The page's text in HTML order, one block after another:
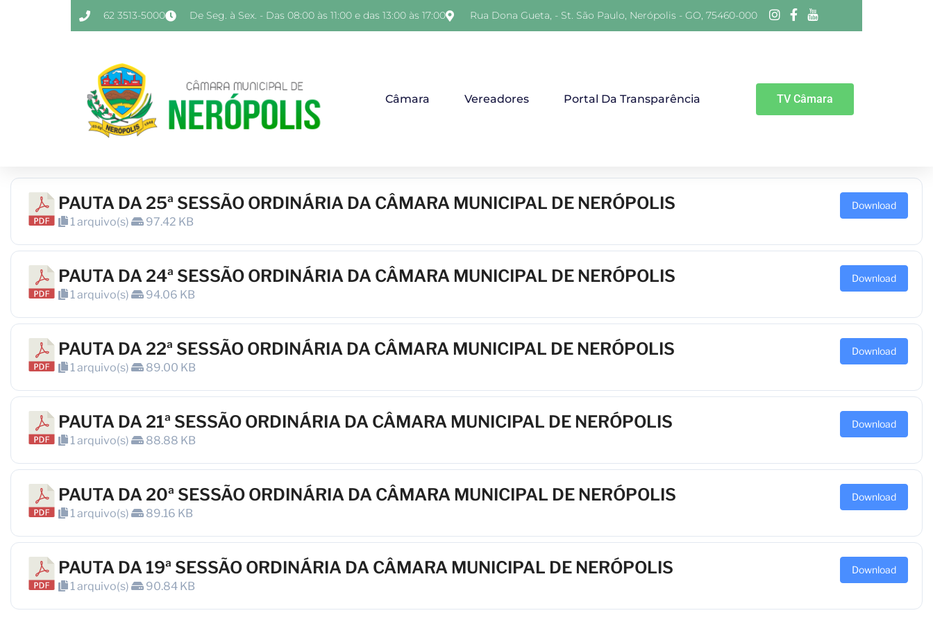
62 3513-5000 De Seg. à Sex. - Das 08:00 às 11:00 e das 13:00 às 17:00 Rua Dona Gueta, - St. São Paulo, Nerópolis - GO, 75460-000
Câmara Vereadores Portal Da Transparência TV Câmara
PAUTA DA 25ª SESSÃO ORDINÁRIA DA CÂMARA MUNICIPAL DE NERÓPOLIS
1 arquivo(s) 97.42 KB
Download
PAUTA DA 24ª SESSÃO ORDINÁRIA DA CÂMARA MUNICIPAL DE NERÓPOLIS
1 arquivo(s) 94.06 KB
Download
PAUTA DA 22ª SESSÃO ORDINÁRIA DA CÂMARA MUNICIPAL DE NERÓPOLIS
1 arquivo(s) 89.00 KB
Download
PAUTA DA 21ª SESSÃO ORDINÁRIA DA CÂMARA MUNICIPAL DE NERÓPOLIS
1 arquivo(s) 88.88 KB
Download
PAUTA DA 20ª SESSÃO ORDINÁRIA DA CÂMARA MUNICIPAL DE NERÓPOLIS
1 arquivo(s) 89.16 KB
Download
PAUTA DA 19ª SESSÃO ORDINÁRIA DA CÂMARA MUNICIPAL DE NERÓPOLIS
1 arquivo(s) 90.84 KB
Download